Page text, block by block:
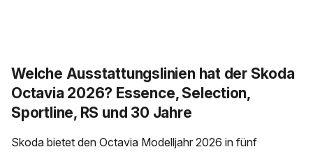
Welche Ausstattungslinien hat der Skoda
Octavia 2026? Essence, Selection,
Sportline, RS und 30 Jahre
Skoda bietet den Octavia Modelljahr 2026 in fünf